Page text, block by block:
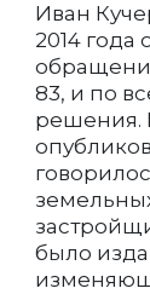
Иван
2014 года
83, и по
решения.
было